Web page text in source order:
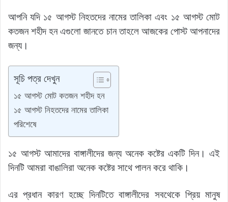
c
e
o
o
k
ai
l
at
s
p
p
k
e
n
d
di
p
y
s
s
y
p
ar
e
আপনি যদি ১৫ আগস্ট নিহতদের নামের তালিকা এবং ১৫ আগস্ট মোট
কতজন শহীদ হন এগুলো জানতে চান তাহলে আজকের পোস্ট আপনাদের
জন্য।
সূচি পত্র দেখুন
১৫ আগস্ট মোট কতজন শহীদ হন
১৫ আগস্ট নিহতদের নামের তালিকা
পরিশেষে
১৫ আগস্ট আমাদের বাঙ্গালীদের জন্য অনেক কষ্টের একটি দিন। এই
দিনটি আমরা বাঙালিরা অনেক কষ্টের সাথে পালন করে থাকি।
এর প্রধান কারণ হচ্ছে দিনটিতে বাঙ্গালীদের সবথেকে প্রিয় মানুষ